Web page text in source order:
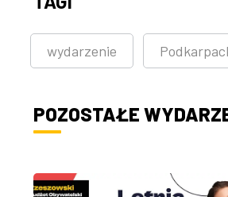
wydarzenie
POZOSTAŁE